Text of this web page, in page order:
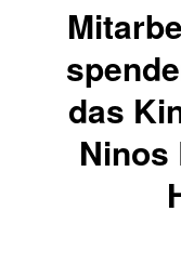
das
Ninos